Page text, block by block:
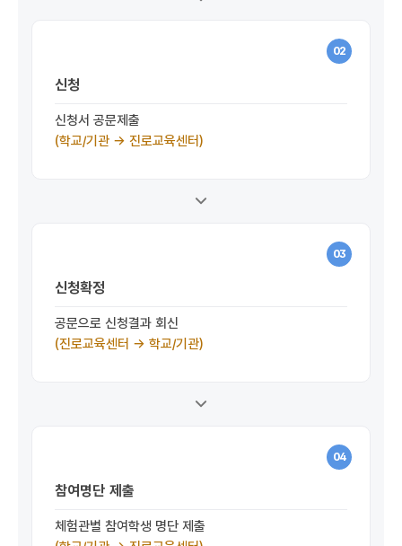
02
신청
신청서 공문제출
(학교/기관 → 진로교육센터)
03
신청확정
공문으로 신청결과 회신
(진로교육센터 → 학교/기관)
04
참여명단 제출
체험관별 참여학생 명단 제출